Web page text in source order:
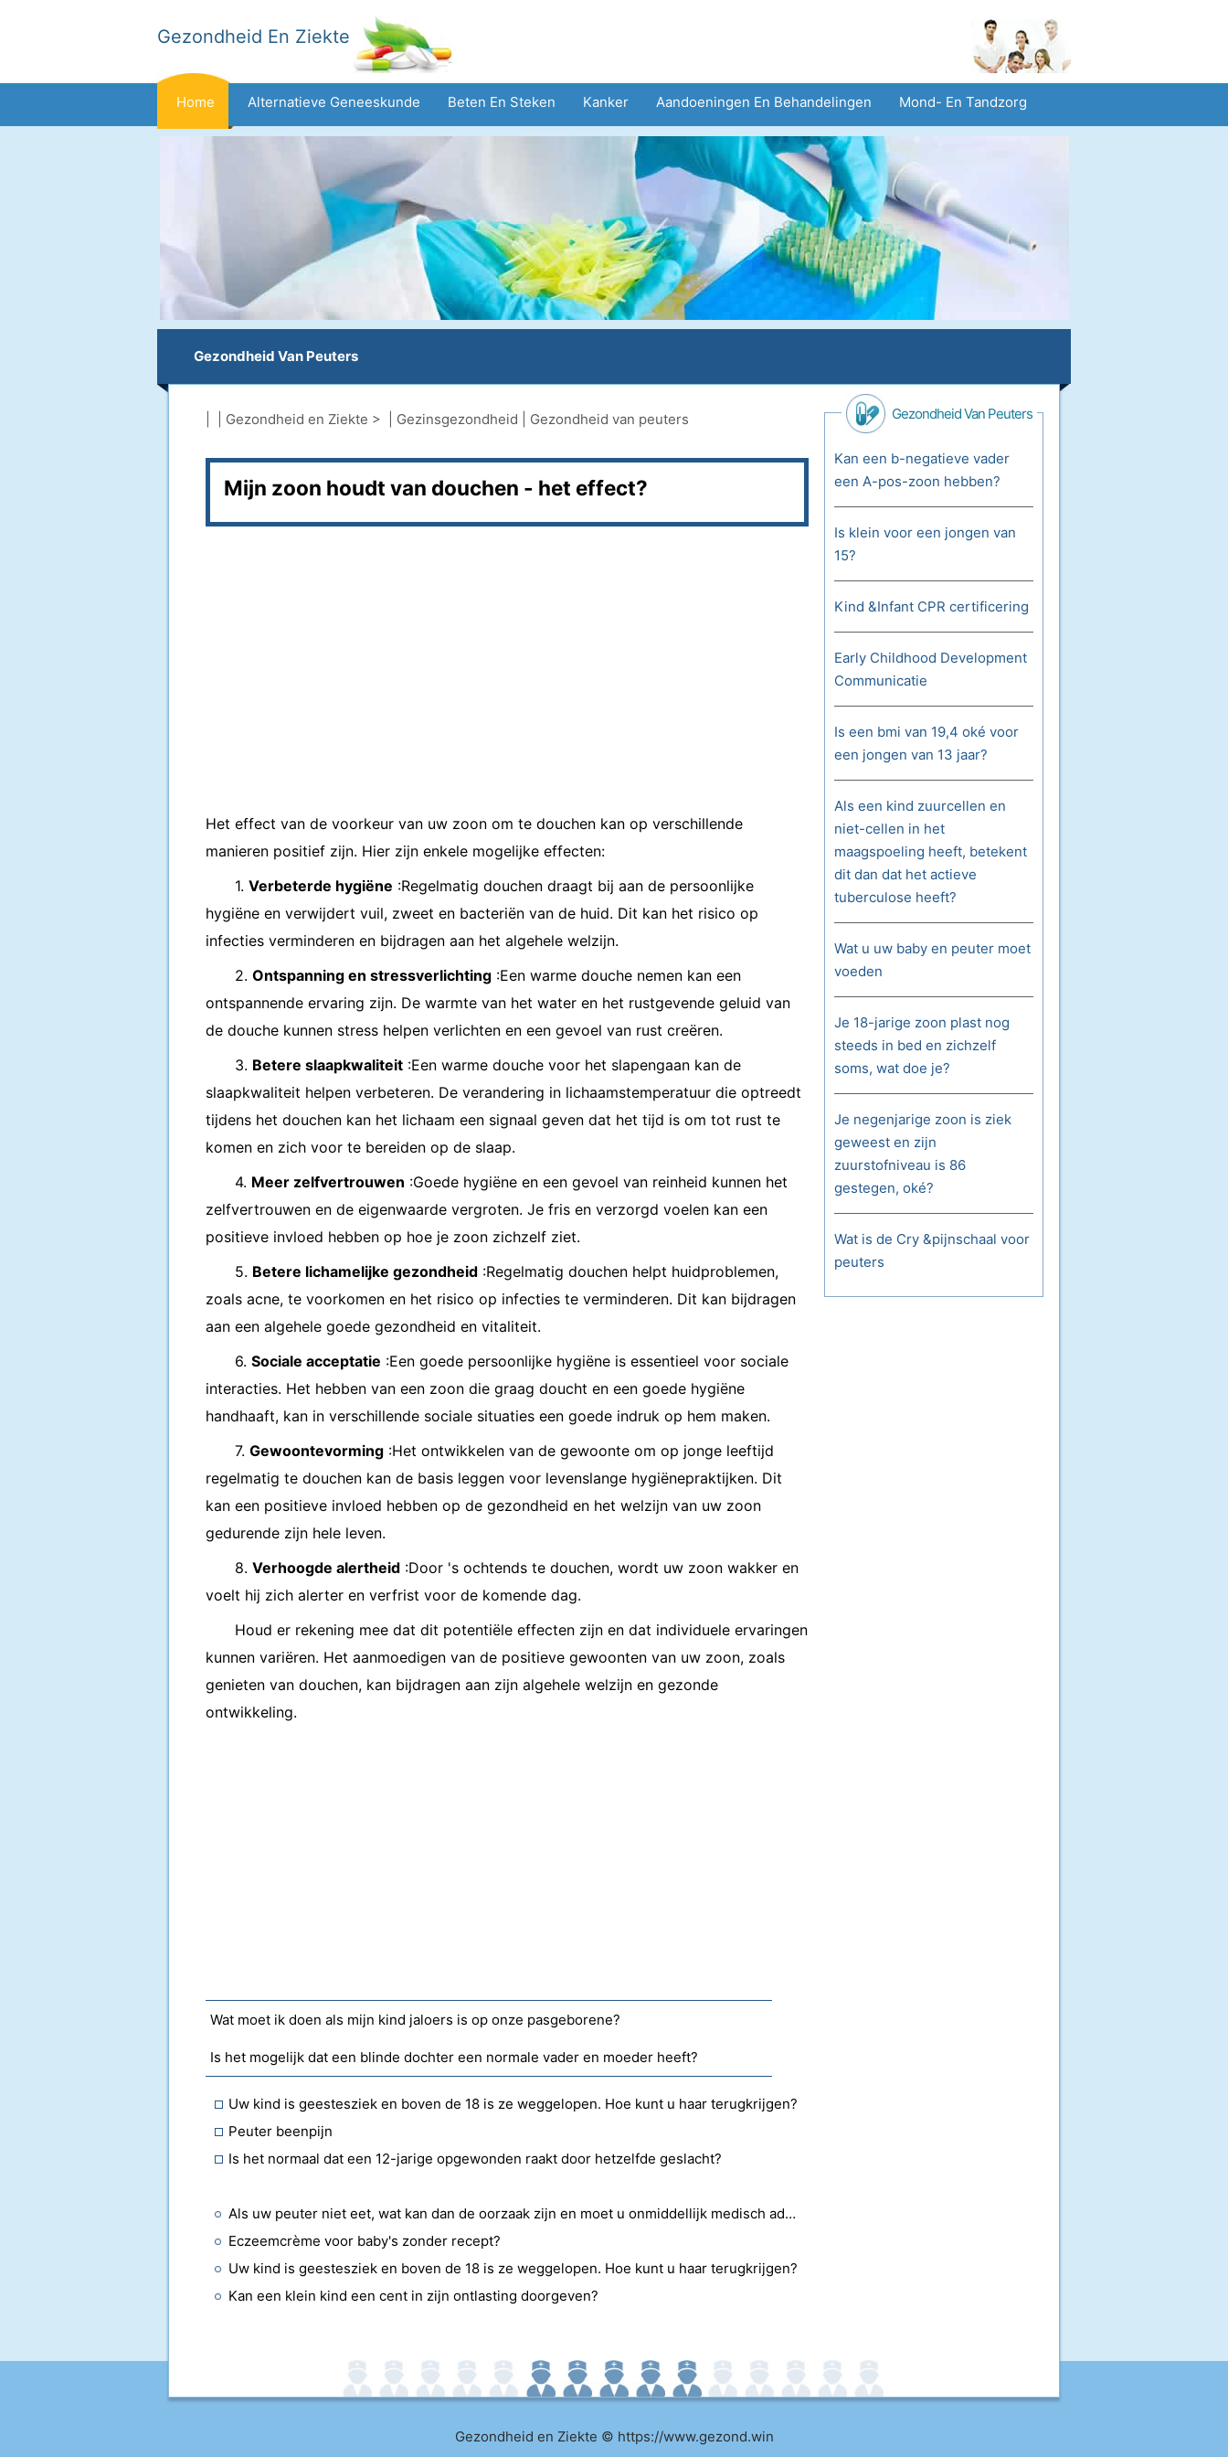
Gezondheid En Ziekte
Home Alternatieve Geneeskunde Beten En Steken Kanker Aandoeningen En Behandelingen Mond- En Tandzorg
Gezinsgezondheid Geestelijke Gezondheid Volksgezondheid En Veiligheid
Gezondheid Van Peuters
Gezondheid en Ziekte > | Gezinsgezondheid Gezondheid van peuters
Mijn zoon houdt van douchen - het effect?
Het effect van de voorkeur van uw zoon om te douchen kan op verschillende
manieren positief zijn. Hier zijn enkele mogelijke effecten:
1. Verbeterde hygiëne :Regelmatig douchen draagt ​​bij aan de persoonlijke
hygiëne en verwijdert vuil, zweet en bacteriën van de huid. Dit kan het risico op
infecties verminderen en bijdragen aan het algehele welzijn.
2. Ontspanning en stressverlichting :Een warme douche nemen kan een
ontspannende ervaring zijn. De warmte van het water en het rustgevende geluid van
de douche kunnen stress helpen verlichten en een gevoel van rust creëren.
3. Betere slaapkwaliteit :Een warme douche voor het slapengaan kan de
slaapkwaliteit helpen verbeteren. De verandering in lichaamstemperatuur die optreedt
tijdens het douchen kan het lichaam een ​​signaal geven dat het tijd is om tot rust te
komen en zich voor te bereiden op de slaap.
4. Meer zelfvertrouwen :Goede hygiëne en een gevoel van reinheid kunnen het
zelfvertrouwen en de eigenwaarde vergroten. Je fris en verzorgd voelen kan een
positieve invloed hebben op hoe je zoon zichzelf ziet.
5. Betere lichamelijke gezondheid :Regelmatig douchen helpt huidproblemen,
zoals acne, te voorkomen en het risico op infecties te verminderen. Dit kan bijdragen
aan een algehele goede gezondheid en vitaliteit.
6. Sociale acceptatie :Een goede persoonlijke hygiëne is essentieel voor sociale
interacties. Het hebben van een zoon die graag doucht en een goede hygiëne
handhaaft, kan in verschillende sociale situaties een goede indruk op hem maken.
7. Gewoontevorming :Het ontwikkelen van de gewoonte om op jonge leeftijd
regelmatig te douchen kan de basis leggen voor levenslange hygiënepraktijken. Dit
kan een positieve invloed hebben op de gezondheid en het welzijn van uw zoon
gedurende zijn hele leven.
8. Verhoogde alertheid :Door 's ochtends te douchen, wordt uw zoon wakker en
voelt hij zich alerter en verfrist voor de komende dag.
Houd er rekening mee dat dit potentiële effecten zijn en dat individuele ervaringen
kunnen variëren. Het aanmoedigen van de positieve gewoonten van uw zoon, zoals
genieten van douchen, kan bijdragen aan zijn algehele welzijn en gezonde
ontwikkeling.
Wat moet ik doen als mijn kind jaloers is op onze pasgeborene?
Is het mogelijk dat een blinde dochter een normale vader en moeder heeft?
Uw kind is geestesziek en boven de 18 is ze weggelopen. Hoe kunt u haar terugkrijgen?
Peuter beenpijn
Is het normaal dat een 12-jarige opgewonden raakt door hetzelfde geslacht?
Als uw peuter niet eet, wat kan dan de oorzaak zijn en moet u onmiddellijk medisch advies inwinnen?
Eczeemcrème voor baby's zonder recept?
Uw kind is geestesziek en boven de 18 is ze weggelopen. Hoe kunt u haar terugkrijgen?
Kan een klein kind een cent in zijn ontlasting doorgeven?
Gezondheid Van Peuters
Kan een b-negatieve vader
een A-pos-zoon hebben?
Is klein voor een jongen van
15?
Kind &Infant CPR certificering
Early Childhood Development
Communicatie
Is een bmi van 19,4 oké voor
een jongen van 13 jaar?
Als een kind zuurcellen en
niet-cellen in het
maagspoeling heeft, betekent
dit dan dat het actieve
tuberculose heeft?
Wat u uw baby en peuter moet
voeden
Je 18-jarige zoon plast nog
steeds in bed en zichzelf
soms, wat doe je?
Je negenjarige zoon is ziek
geweest en zijn
zuurstofniveau is 86
gestegen, oké?
Wat is de Cry &pijnschaal voor
peuters
Gezondheid en Ziekte © https://www.gezond.win